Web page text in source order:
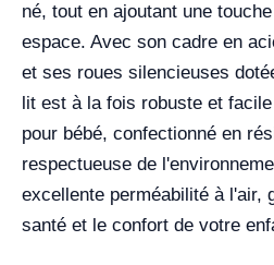
né, tout en ajoutant une
espace. Avec son cadre en
et ses roues silencieuses
lit est à la fois robuste et
pour bébé, confectionné en
respectueuse de
excellente perméabilité à l'air,
santé et le confort de votre